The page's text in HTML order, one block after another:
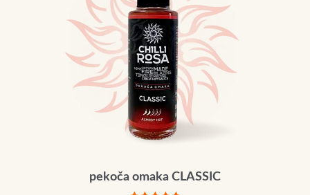
pekoča omaka CLASSIC